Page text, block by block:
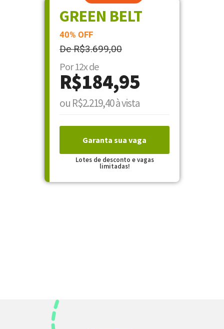
GREEN BELT
40% OFF
De R$3.699,00
Por 12x de
R$184,95
ou R$2.219,40 à vista
Garanta sua vaga
Lotes de desconto e vagas
limitadas!